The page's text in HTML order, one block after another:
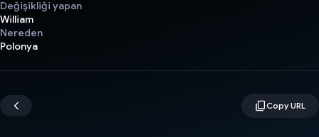
Değişikliği yapan
William
Nereden
Polonya